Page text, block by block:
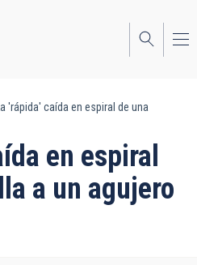
La 'rápida' caída en espiral de una
en espiral
a un agujero